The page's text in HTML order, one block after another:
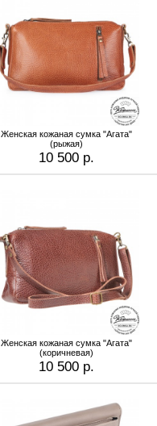
Женская кожаная сумка "Агата"
(рыжая)
10 500 р.
Женская кожаная сумка "Агата"
(коричневая)
10 500 р.